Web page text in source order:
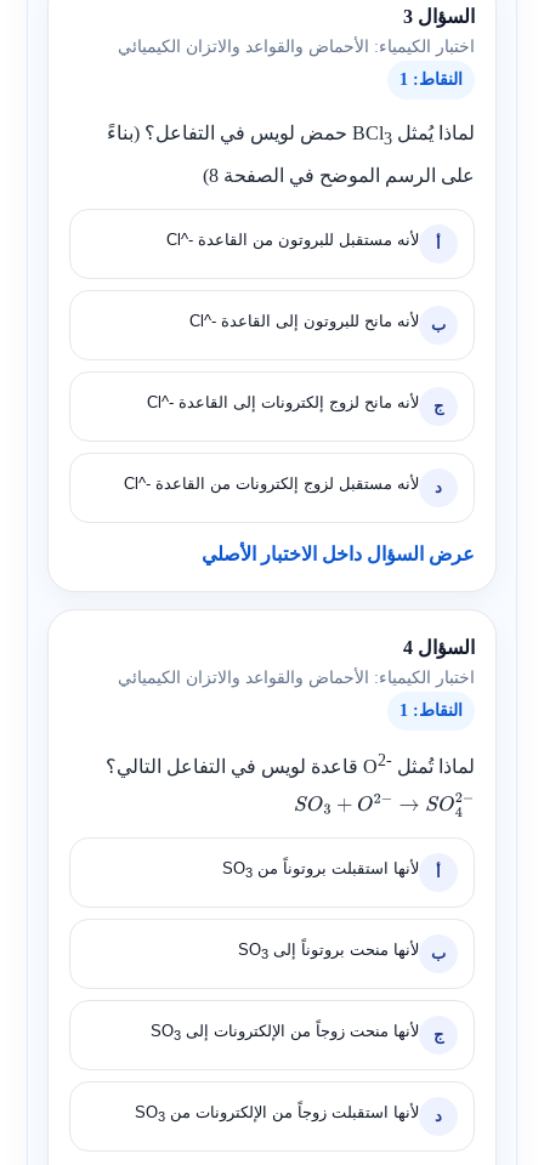
السؤال 3
اختبار الكيمياء: الأحماض والقواعد والاتزان الكيميائي
النقاط: 1
لماذا يُمثل BCl3
حمض لويس في التفاعل؟ (بناءً
على الرسم الموضح في الصفحة 8)
لأنه مستقبل للبروتون من القاعدة Cl^-
ب لأنه مانح للبروتون إلى القاعدة Cl^-
ج لأنه مانح لزوج إلكترونات إلى القاعدة Cl^-
د لأنه مستقبل لزوج إلكترونات من القاعدة Cl^-
عرض السؤال داخل الاختبار الأصلي
السؤال 4
اختبار الكيمياء: الأحماض والقواعد والاتزان الكيميائي
النقاط: 1
لماذا تُمثل O2-
قاعدة لويس في التفاعل التالي؟
SO3 +O 2−→ SO 42−
لأنها استقبلت بروتوناً من SO3
ب لأنها منحت بروتوناً إلى SO3
ج لأنها منحت زوجاً من الإلكترونات إلى SO3
د لأنها استقبلت زوجاً من الإلكترونات من SO3